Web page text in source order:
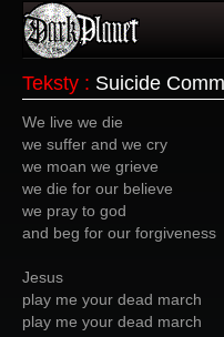
Wydarzenia
Galeria
Forum
Login
Teksty : Suicide
We live we die
we suffer and we cry
we moan we grieve
we die for our believe
we pray to god
and beg for our forgiveness
Jesus
play me your dead march
play me your dead march